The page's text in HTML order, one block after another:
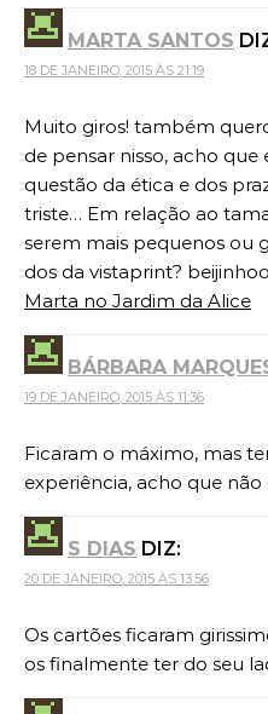
MARTA SANTOS
18 DE JANEIRO, 2015 ÀS 21:19
Muito giros! também
de pensar nisso, acho que
questão da ética e dos
triste… Em relação ao
serem mais pequenos ou
dos da vistaprint?
Marta no Jardim da Alice
BÁRBARA
19 DE JANEIRO, 2015 ÀS 11:36
Ficaram o máximo, mas
experiência, acho que
S DIAS DIZ:
20 DE JANEIRO, 2015 ÀS 13:56
Os cartões ficaram
os finalmente ter do seu